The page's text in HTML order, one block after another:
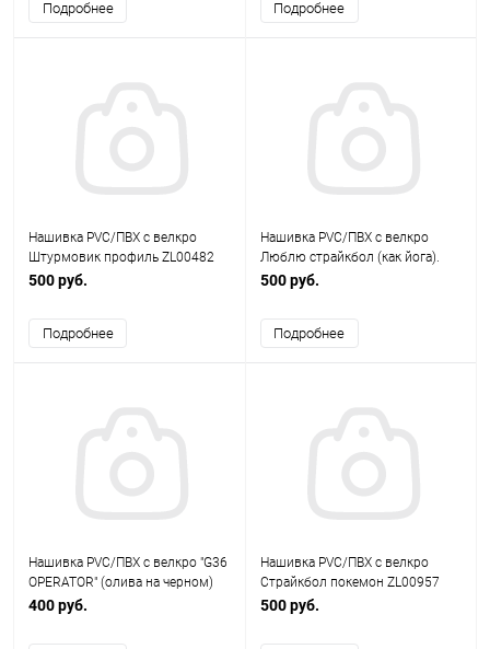
Подробнее Подробнее
Нашивка PVC/ПВХ с велкро
Штурмовик профиль ZL00482
500 руб.
Подробнее
Нашивка PVC/ПВХ с велкро
Люблю страйкбол (как йога).
олива ZL00799
500 руб.
Подробнее
Нашивка PVC/ПВХ с велкро "G36
OPERATOR" (олива на черном)
размер 80х40мм 1-000264
400 руб.
Нашивка PVC/ПВХ с велкро
Страйкбол покемон ZL00957
500 руб.